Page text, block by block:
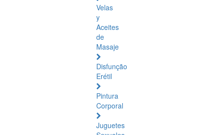
Velas
y
Aceites
de
Masaje
Disfunção
Erétil
Pintura
Corporal
Juguetes